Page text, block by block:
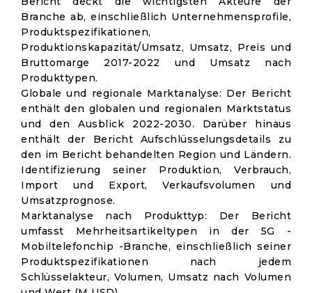
Branche ab, einschließlich Unternehmensprofile,
Produktspezifikationen,
Produktionskapazität/Umsatz, Umsatz, Preis und
Bruttomarge 2017-2022 und Umsatz nach
Produkttypen.
Globale und regionale Marktanalyse: Der Bericht
enthält den globalen und regionalen Marktstatus
und den Ausblick 2022-2030. Darüber hinaus
enthält der Bericht Aufschlüsselungsdetails zu
den im Bericht behandelten Region und Ländern.
Identifizierung seiner Produktion, Verbrauch,
Import und Export, Verkaufsvolumen und
Umsatzprognose.
Marktanalyse nach Produkttyp: Der Bericht
umfasst Mehrheitsartikeltypen in der 5G -
Mobiltelefonchip -Branche, einschließlich seiner
Produktspezifikationen nach jedem
Schlüsselakteur, Volumen, Umsatz nach Volumen